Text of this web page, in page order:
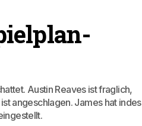
Austin Reaves ist fraglich,
angeschlagen. James hat indes